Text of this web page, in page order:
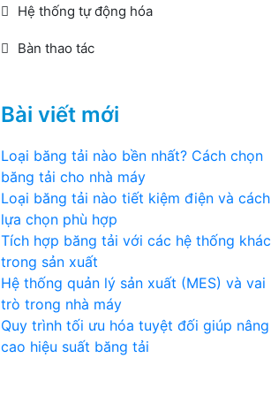
Hệ thống tự động hóa
Bàn thao tác
Bài viết mới
Loại băng tải nào bền nhất? Cách chọn
băng tải cho nhà máy
Loại băng tải nào tiết kiệm điện và cách
lựa chọn phù hợp
Tích hợp băng tải với các hệ thống khác
trong sản xuất
Hệ thống quản lý sản xuất (MES) và vai
trò trong nhà máy
Quy trình tối ưu hóa tuyệt đối giúp nâng
cao hiệu suất băng tải